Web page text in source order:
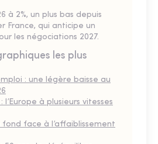
à 2%, un plus bas depuis
France, qui anticipe un
les négociations 2027.
les plus
: une légère baisse au
l’Europe à plusieurs vitesses
fond face à l’affaiblissement